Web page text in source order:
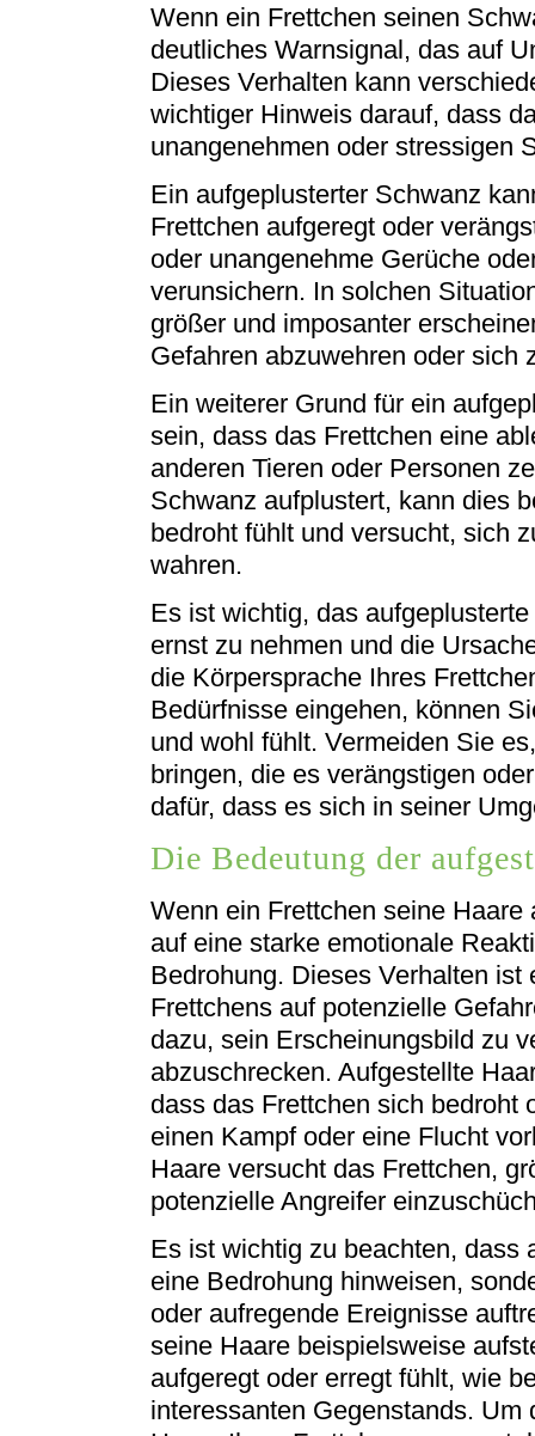
Wenn ein Frettchen seinen
deutliches Warnsignal, das auf
Dieses Verhalten kann
wichtiger Hinweis darauf, dass
unangenehmen oder stressigen
Ein aufgeplusterter Schwanz
Frettchen aufgeregt oder
oder unangenehme Gerüche
verunsichern. In solchen
größer und imposanter
Gefahren abzuwehren oder sich
Ein weiterer Grund für ein
sein, dass das Frettchen eine
anderen Tieren oder Personen
Schwanz aufplustert, kann dies
bedroht fühlt und versucht, sich
wahren.
Es ist wichtig, das
ernst zu nehmen und die
die Körpersprache Ihres
Bedürfnisse eingehen, können
und wohl fühlt. Vermeiden Sie
bringen, die es verängstigen
dafür, dass es sich in seiner
Die Bedeutung der
Wenn ein Frettchen seine
auf eine starke emotionale
Bedrohung. Dieses Verhalten
Frettchens auf potenzielle
dazu, sein Erscheinungsbild zu
abzuschrecken. Aufgestellte
dass das Frettchen sich bedroht
einen Kampf oder eine Flucht
Haare versucht das Frettchen,
potenzielle Angreifer
Es ist wichtig zu beachten, dass
eine Bedrohung hinweisen,
oder aufregende Ereignisse
seine Haare beispielsweise
aufgeregt oder erregt fühlt, wie
interessanten Gegenstands.